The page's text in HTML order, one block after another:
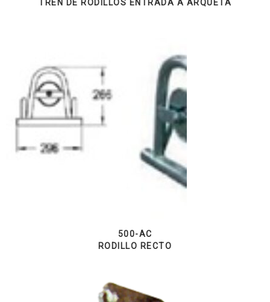
TREN DE RODILLOS ENTRADA A ARQUETA
500-AC
RODILLO RECTO